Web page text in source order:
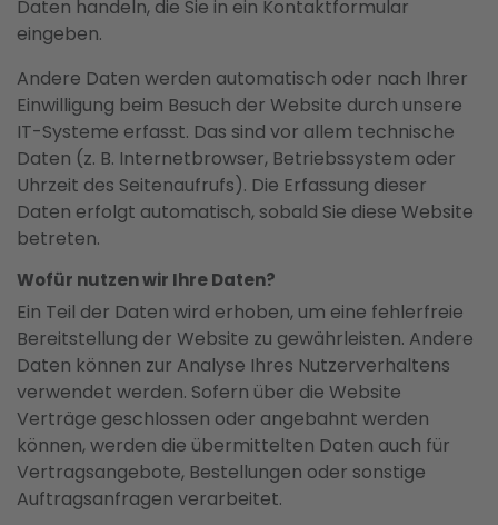
Daten handeln, die Sie in ein Kontaktformular
eingeben.
Andere Daten werden automatisch oder nach Ihrer
Einwilligung beim Besuch der Website durch unsere
IT-Systeme erfasst. Das sind vor allem technische
Daten (z. B. Internetbrowser, Betriebssystem oder
Uhrzeit des Seitenaufrufs). Die Erfassung dieser
Daten erfolgt automatisch, sobald Sie diese Website
betreten.
Wofür nutzen wir Ihre Daten?
Ein Teil der Daten wird erhoben, um eine fehlerfreie
Bereitstellung der Website zu gewährleisten. Andere
Daten können zur Analyse Ihres Nutzerverhaltens
verwendet werden. Sofern über die Website
Verträge geschlossen oder angebahnt werden
können, werden die übermittelten Daten auch für
Vertragsangebote, Bestellungen oder sonstige
Auftragsanfragen verarbeitet.